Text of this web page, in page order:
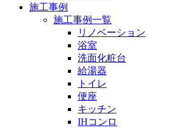
施工事例
施工事例一覧
リノベーション
浴室
洗面化粧台
給湯器
トイレ
便座
キッチン
IHコンロ